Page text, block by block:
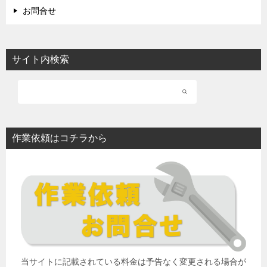
お問合せ
サイト内検索
作業依頼はコチラから
当サイトに記載されている料金は予告なく変更される場合が